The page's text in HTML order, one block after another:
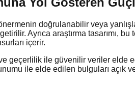
doğrulanabilir veya
Ayrıca araştırma tasarımı,
içerir.
geçerlilik ile güvenilir veriler elde
ile elde edilen bulguları açık